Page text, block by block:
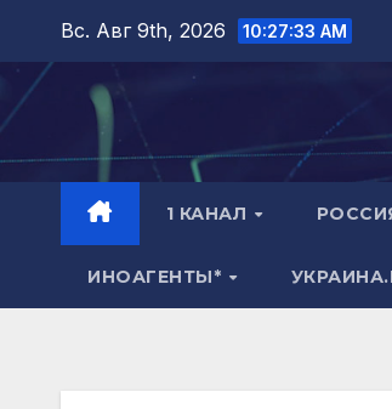
Перейти
содержимому
Вс. Авг 9th, 2026 10:27:33 AM
1 КАНАЛ
ИНОАГЕНТЫ*